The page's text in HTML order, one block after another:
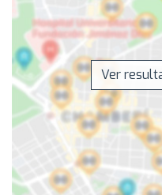
Ver